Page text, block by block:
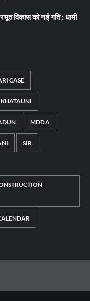
विकास को नई गति : धामी
CASE
MDDA
SIR